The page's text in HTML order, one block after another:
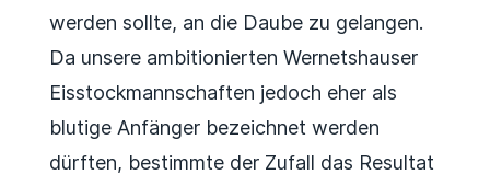
werden sollte, an die Daube zu gelangen.
Da unsere ambitionierten Wernetshauser
Eisstockmannschaften jedoch eher als
blutige Anfänger bezeichnet werden
dürften, bestimmte der Zufall das Resultat